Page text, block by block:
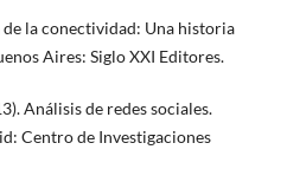
la conectividad: Una historia
Aires: Siglo XXI Editores.
Análisis de redes sociales.
Centro de Investigaciones